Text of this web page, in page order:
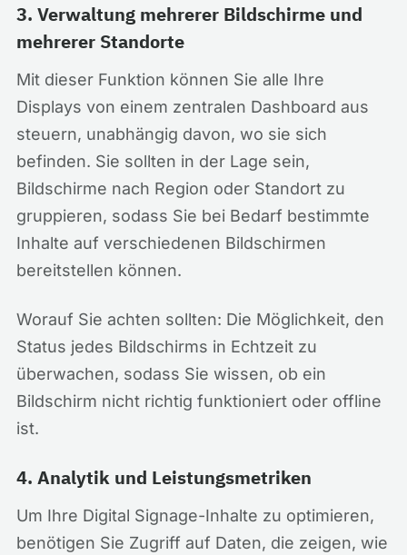
3. Verwaltung mehrerer Bildschirme und
mehrerer Standorte
Mit dieser Funktion können Sie alle Ihre
Displays von einem zentralen Dashboard aus
steuern, unabhängig davon, wo sie sich
befinden. Sie sollten in der Lage sein,
Bildschirme nach Region oder Standort zu
gruppieren, sodass Sie bei Bedarf bestimmte
Inhalte auf verschiedenen Bildschirmen
bereitstellen können.
Worauf Sie achten sollten: Die Möglichkeit, den
Status jedes Bildschirms in Echtzeit zu
überwachen, sodass Sie wissen, ob ein
Bildschirm nicht richtig funktioniert oder offline
ist.
4. Analytik und Leistungsmetriken
Um Ihre Digital Signage-Inhalte zu optimieren,
benötigen Sie Zugriff auf Daten, die zeigen, wie